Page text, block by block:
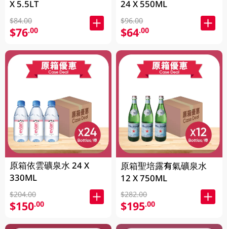
X 5.5LT
$84.00
$76.00
原箱依雲礦泉水 24 X
330ML
$204.00
$150.00
24 X 550ML
$96.00
$64.00
原箱聖培露有氣礦泉水
12 X 750ML
$282.00
$195.00